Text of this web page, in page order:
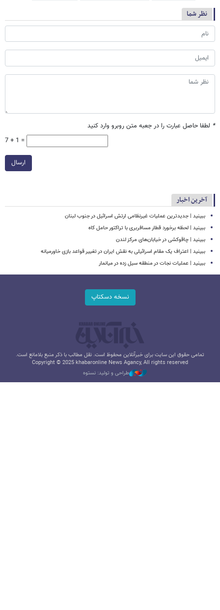
نظر شما
* لطفا حاصل عبارت را در جعبه متن روبرو وارد کنید
7 + 1 =
ارسال
آخرین اخبار
ببینید | جدیدترین عملیات غیرنظامی ارتش اسرائیل در جنوب لبنان
ببینید | لحظه برخورد قطار مسافربری با تراکتور حامل کاه
ببینید | چاقوکشی در خیابان‌های مرکز لندن
ببینید | اعتراف یک مقام اسرائیلی به نقش ایران در تغییر قواعد بازی خاورمیانه
ببینید | عملیات نجات در منطقه سیل زده در میانمار
نسخه دسکتاپ
تمامی حقوق این سایت برای خبرآنلاین محفوظ است. نقل مطالب با ذکر منبع بلامانع است.
Copyright © 2025 khabaronline News Agancy, All rights reserved
طراحی و تولید: نستوه